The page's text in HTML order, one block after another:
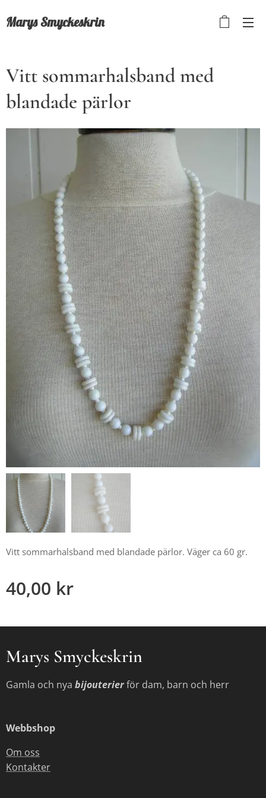
Marys Smyckeskrin
Vitt sommarhalsband med
blandade pärlor
Vitt sommarhalsband med blandade pärlor. Väger ca 60 gr.
40,00 kr
Marys Smyckeskrin
Gamla och nya bijouterierför dam, barn och herr
Webbshop
Om oss
Kontakter